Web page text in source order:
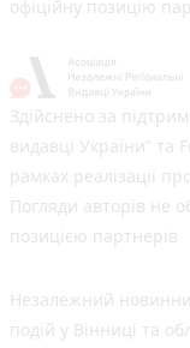
офіційну позицію
Здійснено за
видавці України”
рамках реалізації
Погляди авторів не
позицією партнерів
Незалежний
подій у Вінниці та